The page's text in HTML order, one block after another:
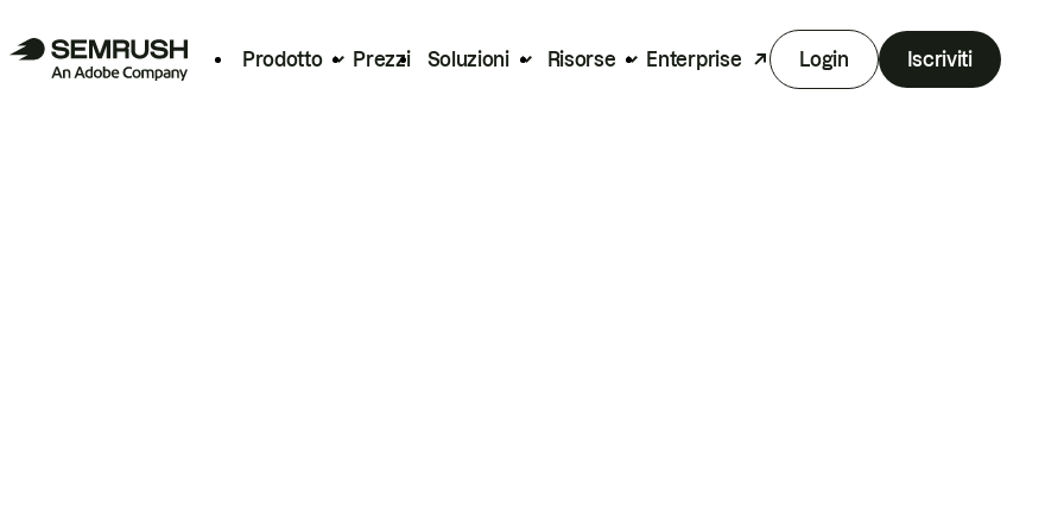
Prodotto Prezzi Soluzioni Risorse Enterprise Login Iscriviti